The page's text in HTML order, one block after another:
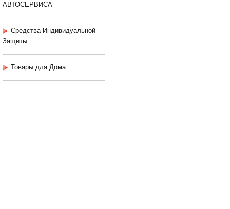
АВТОСЕРВИСА
Средства Индивидуальной
Защиты
Товары для Дома